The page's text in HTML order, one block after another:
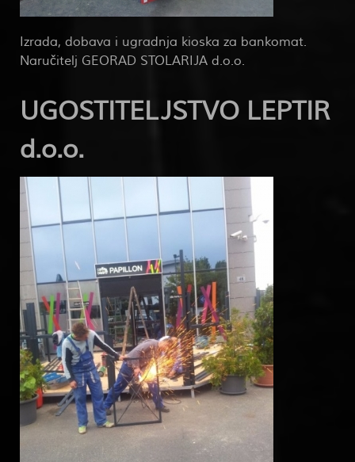
Izrada, dobava i ugradnja kioska za bankomat.
Naručitelj GEORAD STOLARIJA d.o.o.
UGOSTITELJSTVO LEPTIR
d.o.o.